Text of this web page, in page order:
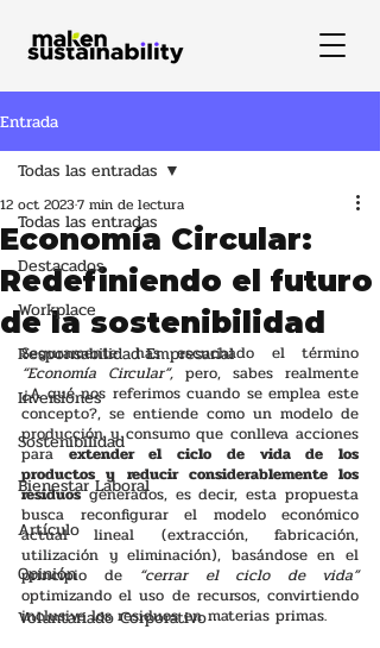
Entrada
Todas las entradas
Destacados
Workplace
Responsabilidad Empresarial
Inversiones
Sostenibilidad
Bienestar Laboral
Artículo
Opinión
Voluntariado Corporativo
Todas las entradas
Economía Circular:
Redefiniendo el futuro
de la sostenibilidad
12 oct 20237 min de lectura
“Economía Circular”, pero, sabes realmente
¿A qué nos referimos cuando se emplea este
concepto?, se entiende como un modelo de
producción y consumo que conlleva acciones
para extender el ciclo de vida de los
productos y reducir considerablemente los
residuos generados, es decir, esta propuesta
busca reconfigurar el modelo económico
actual lineal (extracción, fabricación,
utilización y eliminación), basándose en el
principio de “cerrar el ciclo de vida”
optimizando el uso de recursos, convirtiendo
inclusive los residuos en materias primas.